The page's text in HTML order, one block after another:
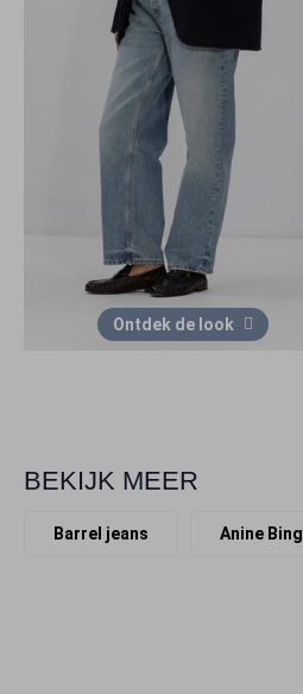
Ontdek de look
BEKIJK MEER
Barrel jeans Anine Bing